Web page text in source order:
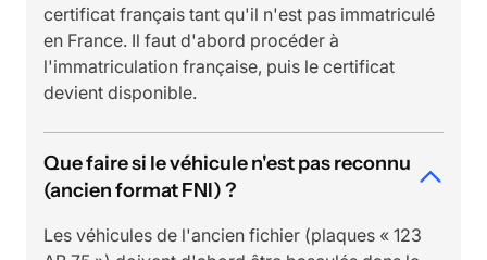
certificat français tant qu'il n'est pas immatriculé
en France. Il faut d'abord procéder à
l'immatriculation française, puis le certificat
devient disponible.
Que faire si le véhicule n'est pas reconnu
(ancien format FNI) ?
Les véhicules de l'ancien fichier (plaques « 123